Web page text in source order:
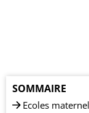
SOMMAIRE
Ecoles